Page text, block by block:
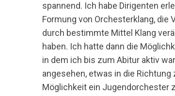
spannend. Ich habe Dirigenten
Formung von Orchesterklang, die
durch bestimmte Mittel Klang
haben. Ich hatte dann die
in dem ich bis zum Abitur aktiv
angesehen, etwas in die
Möglichkeit ein Jugendorchester
S